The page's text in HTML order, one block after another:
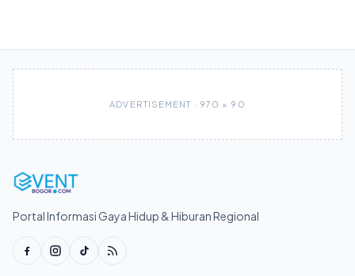
ADVERTISEMENT · 970 × 90
Portal Informasi Gaya Hidup & Hiburan Regional